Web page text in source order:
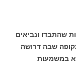
שהתבדו ונביאים
שבה דרושה
במשמעות